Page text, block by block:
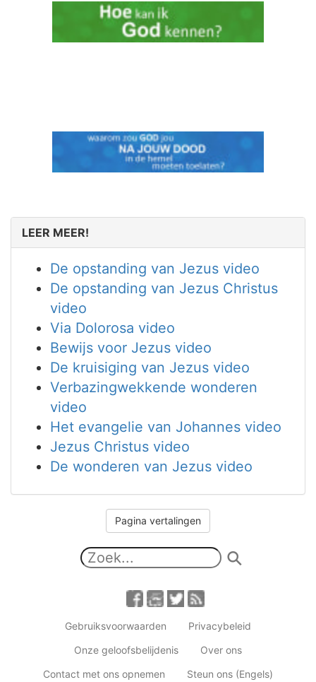
LEER MEER!
De opstanding van Jezus video
De opstanding van Jezus Christus
video
Via Dolorosa video
Bewijs voor Jezus video
De kruisiging van Jezus video
Verbazingwekkende wonderen
video
Het evangelie van Johannes video
Jezus Christus video
De wonderen van Jezus video
Pagina vertalingen
Gebruiksvoorwaarden
Privacybeleid
Onze geloofsbelijdenis
Over ons
Contact met ons opnemen
Steun ons (Engels)